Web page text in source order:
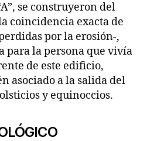
se construyeron del
coincidencia exacta de
por la erosión-,
para la persona que vivía
de este edificio,
asociado a la salida del
y equinoccios.